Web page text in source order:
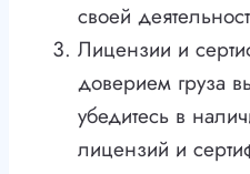
своей
Лицензии и
доверием груза
убедитесь в
лицензий и